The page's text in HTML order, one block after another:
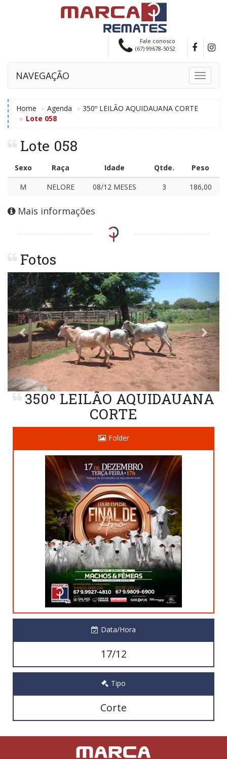
Fale conosco
(67) 99678-5052
Toggle
NAVEGAÇÃO
Home Agenda
350º LEILÃO AQUIDAUANA CORTE
Lote 058
Lote 058
Sexo Raça Idade Qtde.
Peso
M
NELORE 08/12 MESES 3 186,00
Mais informações
Fotos
Previous
350º LEILÃO AQUIDAUANA
CORTE
Folder
Data/Hora
17/12
Tipo
Corte